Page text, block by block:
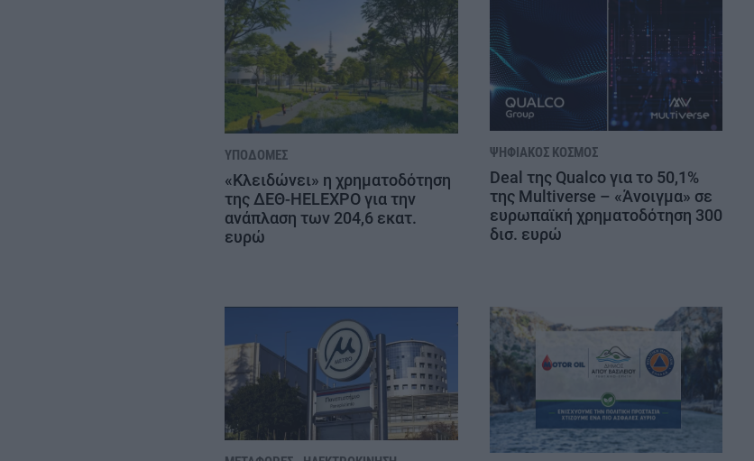
ΥΠΟΔΟΜΈΣ
«Κλειδώνει» η χρηματοδότηση
της ΔΕΘ-HELEXPO για την
ανάπλαση των 204,6 εκατ.
ευρώ
ΨΗΦΙΑΚΌΣ ΚΌΣΜΟΣ
Deal της Qualco για το 50,1%
της Multiverse – «Άνοιγμα» σε
ευρωπαϊκή χρηματοδότηση 300
δισ. ευρώ